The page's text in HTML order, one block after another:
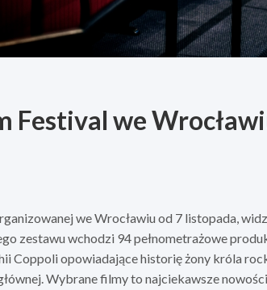
Festival we
we Wrocławiu od 7 listopada,
zestawu wchodzi 94 pełnometrażowe
Coppoli opowiadające historię żony króla
Wybrane filmy to najciekawsze